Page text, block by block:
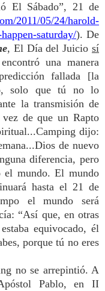
El Sábado”, 21 de
2011/05/24/harold-
saturday/). De
, El Día del Juiciosí
una manera
fallada [la
solo que tú no lo
la transmisión de
de que un Rapto
dijo:
de nuevo
diferencia, pero
mundo. El mundo
hasta el 21 de
el mundo será
“Así que, en otras
equivocado, él
porque tú no eres
no se arrepintió. A
Pablo, en II